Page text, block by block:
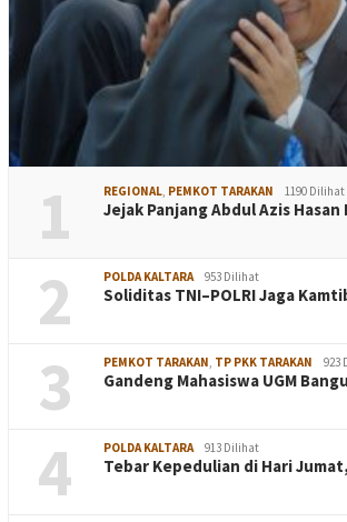
1 REGIONAL PEMKOT TARAKAN 1190 Dilihat
Jejak Panjang Abdul Azis
2 POLDA KALTARA 953 Dilihat
Soliditas TNI–POLRI Jaga
3 PEMKOT TARAKAN TP PKK TARAKAN 923
Gandeng Mahasiswa UGM
4 POLDA KALTARA 913 Dilihat
Tebar Kepedulian di Hari